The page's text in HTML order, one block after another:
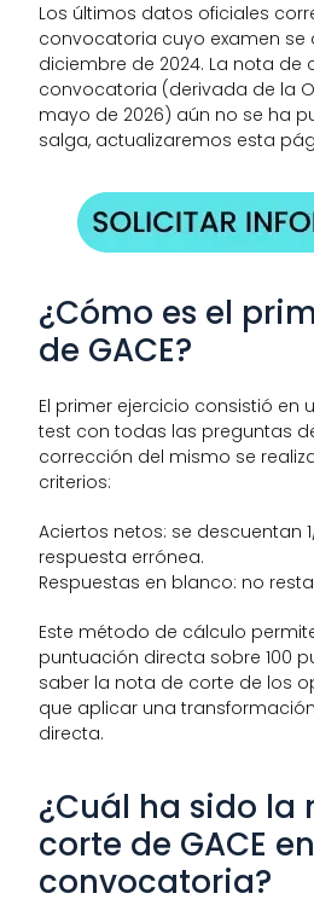
Los últimos datos oficiales
convocatoria cuyo examen se
diciembre de 2024. La nota de
convocatoria (derivada de la
mayo de 2026) aún no se ha
salga, actualizaremos esta
¿Cómo es el
de GACE?
El primer ejercicio consistió en
test con todas las preguntas
corrección del mismo se
criterios:
Aciertos netos: se descuentan
respuesta errónea.
Respuestas en blanco: no
Este método de cálculo
puntuación directa sobre 100
saber la nota de corte de los
que aplicar una
directa.
¿Cuál ha sido la
corte de GACE
convocatoria?